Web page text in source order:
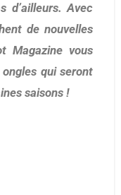
d’ailleurs. Avec
de nouvelles
Magazine vous
qui seront
saisons !